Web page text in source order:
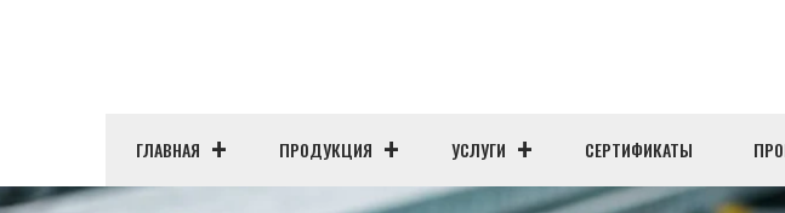
ГЛАВНАЯ ПРОДУКЦИЯ УСЛУГИ СЕРТИФИКАТЫ